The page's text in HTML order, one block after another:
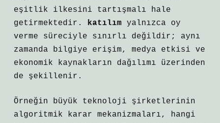
eşitlik ilkesini tartışmalı hale
getirmektedir. katılım yalnızca oy
verme süreciyle sınırlı değildir; aynı
zamanda bilgiye erişim, medya etkisi ve
ekonomik kaynakların dağılımı üzerinden
de şekillenir.
Örneğin büyük teknoloji şirketlerinin
algoritmik karar mekanizmaları, hangi